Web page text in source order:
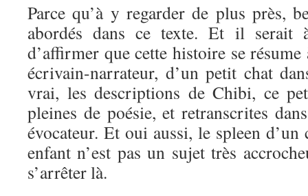
Parce qu’à y regarder de plus près,
abordés dans ce texte. Et il serait
d’affirmer que cette histoire se
écrivain-narrateur, d’un petit chat
vrai, les descriptions de Chibi, ce
pleines de poésie, et retranscrites
évocateur. Et oui aussi, le spleen d’un
enfant n’est pas un sujet très
s’arrêter là.